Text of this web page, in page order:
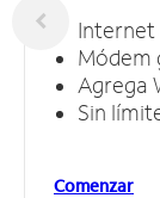
Módem
Agrega
Sin
Comenzar